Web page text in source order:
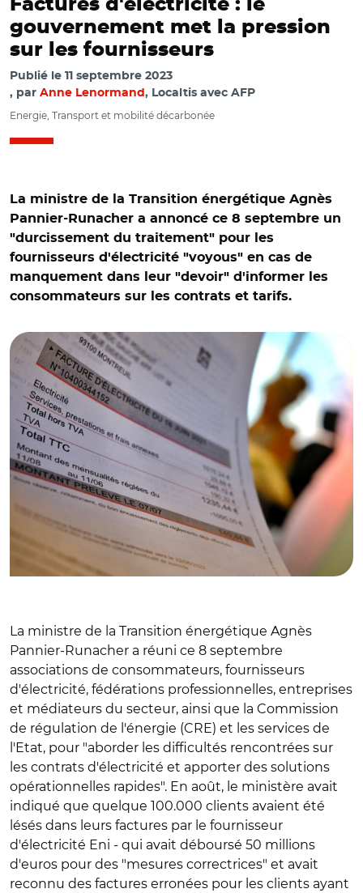
Factures d'électricité : le
gouvernement met la pression
sur les fournisseurs
Publié le 11 septembre 2023
par Anne Lenormand , Localtis avec AFP
Energie, Transport et mobilité décarbonée
La ministre de la Transition énergétique Agnès
Pannier-Runacher a annoncé ce 8 septembre un
"durcissement du traitement" pour les
fournisseurs d'électricité "voyous" en cas de
manquement dans leur "devoir" d'informer les
consommateurs sur les contrats et tarifs.
La ministre de la Transition énergétique Agnès
Pannier-Runacher a réuni ce 8 septembre
associations de consommateurs, fournisseurs
d'électricité, fédérations professionnelles, entreprises
et médiateurs du secteur, ainsi que la Commission
de régulation de l'énergie (CRE) et les services de
l'Etat, pour "aborder les difficultés rencontrées sur
les contrats d'électricité et apporter des solutions
opérationnelles rapides". En août, le ministère avait
indiqué que quelque 100.000 clients avaient été
lésés dans leurs factures par le fournisseur
d'électricité Eni - qui avait déboursé 50 millions
d'euros pour des "mesures correctrices" et avait
reconnu des factures erronées pour les clients ayant